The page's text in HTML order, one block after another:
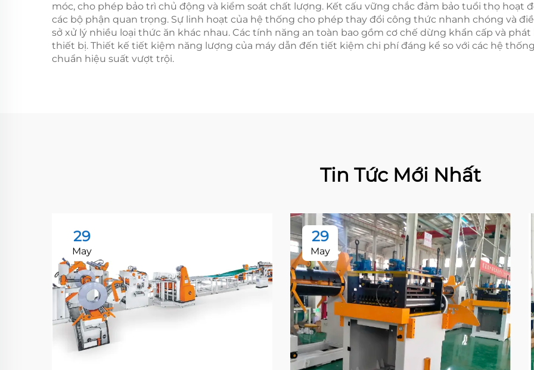
móc, cho phép bảo trì chủ động và kiểm soát chất lượng. Kết cấu vững chắc đảm bảo tuổi thọ hoạt
các bộ phận quan trọng. Sự linh hoạt của hệ thống cho phép thay đổi công thức nhanh chóng và
sở xử lý nhiều loại thức ăn khác nhau. Các tính năng an toàn bao gồm cơ chế dừng khẩn cấp và
thiết bị. Thiết kế tiết kiệm năng lượng của máy dẫn đến tiết kiệm chi phí đáng kể so với các hệ
chuẩn hiệu suất vượt trội.
Tin Tức Mới Nhất
29
May
29
May